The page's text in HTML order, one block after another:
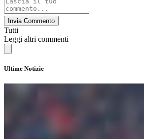
Invia Commento
Tutti
Leggi altri commenti
Ultime Notizie